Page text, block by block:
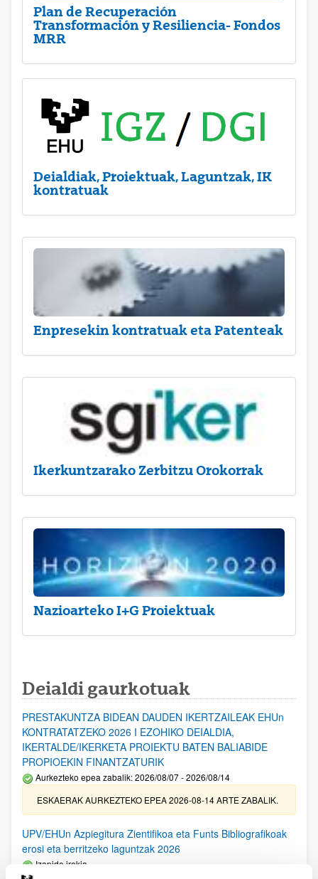
Plan de Recuperación
Transformación y Resiliencia- Fondos
MRR
Deialdiak, Proiektuak, Laguntzak, IK
kontratuak
Enpresekin kontratuak eta Patenteak
Ikerkuntzarako Zerbitzu Orokorrak
Nazioarteko I+G Proiektuak
Deialdi gaurkotuak
PRESTAKUNTZA BIDEAN DAUDEN IKERTZAILEAK EHUn
KONTRATATZEKO 2026 I EZOHIKO DEIALDIA,
IKERTALDE/IKERKETA PROIEKTU BATEN BALIABIDE
PROPIOEKIN FINANTZATURIK
Aurkezteko epea zabalik: 2026/08/07 - 2026/08/14
ESKAERAK AURKEZTEKO EPEA 2026-08-14 ARTE ZABALIK.
UPV/EHUn Azpiegitura Zientifikoa eta Funts Bibliografikoak
erosi eta berritzeko laguntzak 2026
Izapide irekia